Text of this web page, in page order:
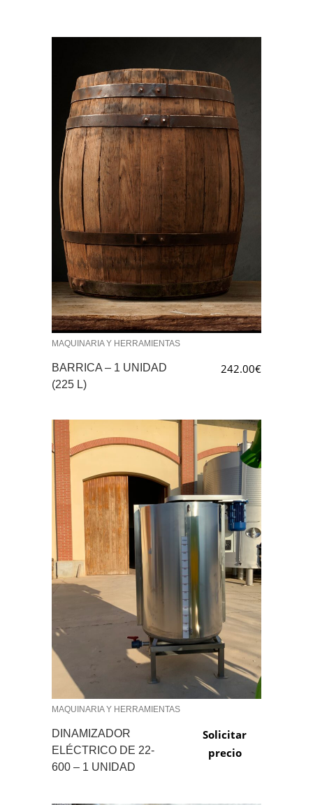
MAQUINARIA Y HERRAMIENTAS
BARRICA – 1 UNIDAD
(225 L)
242.00€
MAQUINARIA Y HERRAMIENTAS
DINAMIZADOR
ELÉCTRICO DE 22-
600 – 1 UNIDAD
Solicitar
precio